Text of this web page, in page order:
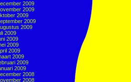
2009
2009
2009
2009
2009
2009
2009
2009
2009
2009
2009
2009
2008
2008